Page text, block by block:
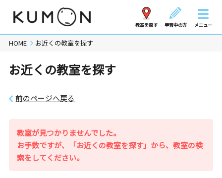
教室を探す 学習中の方 メニュー
HOME お近くの教室を探す
お近くの教室を探す
前のページへ戻る
教室が見つかりませんでした。
お手数ですが、「お近くの教室を探す」から、教室の検
索をしてください。